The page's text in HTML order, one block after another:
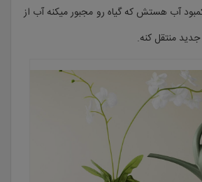
آب هستش که گیاه رو مجبور میکنه آب از
منتقل کنه.